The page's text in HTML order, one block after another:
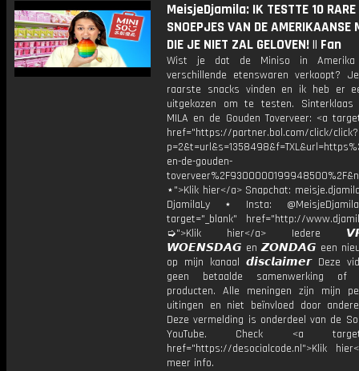
MeisjeDjamila: IK TESTTE 10 RARE
SNOEPJES VAN DE AMERIKAANSE
DIE JE NIET ZAL GELOVEN! || Fan
Wist je dat de Miniso in Amerika
verschillende etenswaren verkoopt?
raarste snacks vinden en ik heb er
uitgekozen om te testen. Sinterklaas
MILA en de Gouden Toverveer: <a
href="https://partner.bol.com/click/click?
en-de-gouden-
⋆">Klik hier</a> Snapchat:
DjamilaLy ⋆ Insta:
target="_blank" href="http://
➭">Klik hier</a> Iedere
𝙒𝙊𝙀𝙉𝙎𝘿𝘼𝙂 en 𝙕𝙊𝙉𝘿𝘼𝙂 een
op mijn kanaal 𝙙𝙞𝙨𝙘𝙡𝙖𝙞𝙢𝙚𝙧 Deze
geen betaalde samenwerking of
producten. Alle meningen zijn mijn
uitingen en niet beïnvloed door
Deze vermelding is onderdeel van de
YouTube. Check <a
href="https://desocialcode.nl">Klik
meer info.